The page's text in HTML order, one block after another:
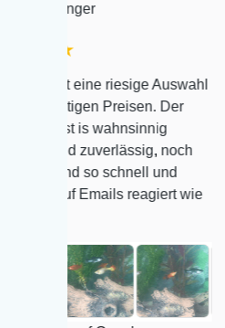
riesige Auswahl
Der
noch
und
reagiert wie
Frank
Auswahl
befinden
Alles ist
super